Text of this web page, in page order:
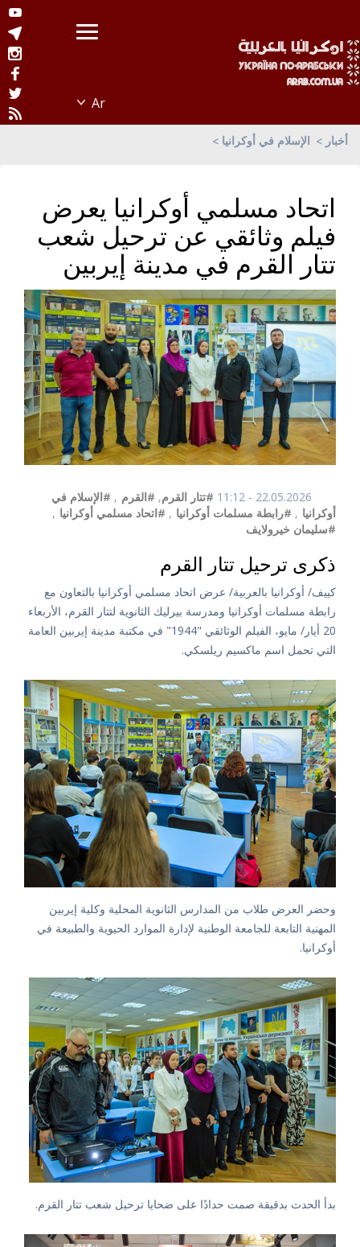
أخبار الإسلام في أوكرانيا
اتحاد مسلمي أوكرانيا يعرض
فيلم وثائقي عن ترحيل شعب
تتار القرم في مدينة إيربين
22.05.2026 - 11:12 #تتار القرم, #القرم , #الإسلام في
أوكرانيا , #رابطة مسلمات أوكرانيا , #اتحاد مسلمي أوكرانيا ,
#سليمان خيرولايف
ذكرى ترحيل تتار القرم
كييف/ أوكرانيا بالعربية/ عرض اتحاد مسلمي أوكرانيا بالتعاون مع
رابطة مسلمات أوكرانيا ومدرسة بيرليك الثانوية لتتار القرم، الأربعاء
20 أيار/ مايو، الفيلم الوثائقي "1944" في مكتبة مدينة إيربين العامة
التي تحمل اسم ماكسيم ريلسكي.
وحضر العرض طلاب من المدارس الثانوية المحلية وكلية إيربين
المهنية التابعة للجامعة الوطنية لإدارة الموارد الحيوية والطبيعة في
أوكرانيا.
بدأ الحدث بدقيقة صمت حدادًا على ضحايا ترحيل شعب تتار القرم.